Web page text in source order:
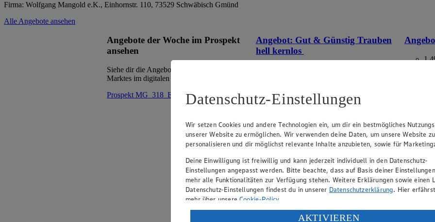
Firma: Wolfgang Mangold e.K., Einhornstr. 110, 73529 Schwäbisch Gmünd
Alle Angebote ansehen
Angebote der Woche im Prospekt
ansehen
Siehe dir die Angebote der Woche deines
Marktes im digitalen Blätterkatalog an.
Prospekt MG_318_ED im Browser
Ansehen
Angebot: Gut & Günstig Trauben
hell kernlos
aus Spanien oder Italien, Klasse I, 500 g, (1
kg = 2,98)
versch.
Datenschutz-Einstellungen
Wir setzen Cookies und andere Technologien ein, um dir ein bestmögliches
unserer Website zu ermöglichen. Wir verwenden deine Daten, um unsere Website zu
personalisieren und dir möglichst relevante Inhalte anzubieten, sowie für
Deine Einwilligung ist freiwillig und kann jederzeit individuell in den Datenschutz-
Einstellungen angepasst werden. Bitte beachte, dass auf Basis deiner
mehr alle Funktionalitäten zur Verfügung stehen. Weitere Erklärungen sowie einen
Datenschutz-Einstellungen findest du in unserer Datenschutzerklärung. Hier
mehr über unsereCookie-Policy.
Verarbeitung deiner personenbezogenen Daten in den USA durch Facebook und
AKTIVIEREN